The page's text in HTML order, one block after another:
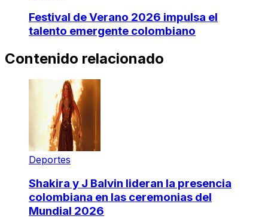
Festival de Verano 2026 impulsa el
talento emergente colombiano
Contenido relacionado
Deportes
Shakira y J Balvin lideran la presencia
colombiana en las ceremonias del
Mundial 2026